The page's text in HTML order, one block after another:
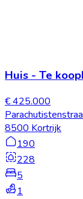
Huis - Te koop
€ 425.000
8500 Kortrijk
190
228
5
1